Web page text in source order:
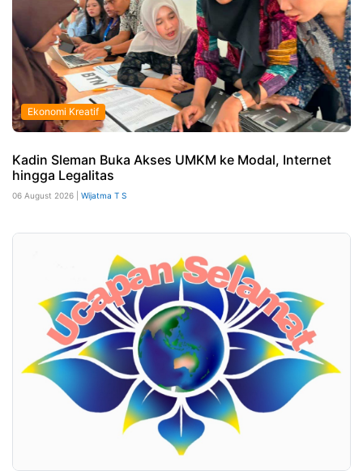
Ekonomi Kreatif
Kadin Sleman Buka Akses UMKM ke Modal, Internet
hingga Legalitas
06 August 2026 | Wijatma T S